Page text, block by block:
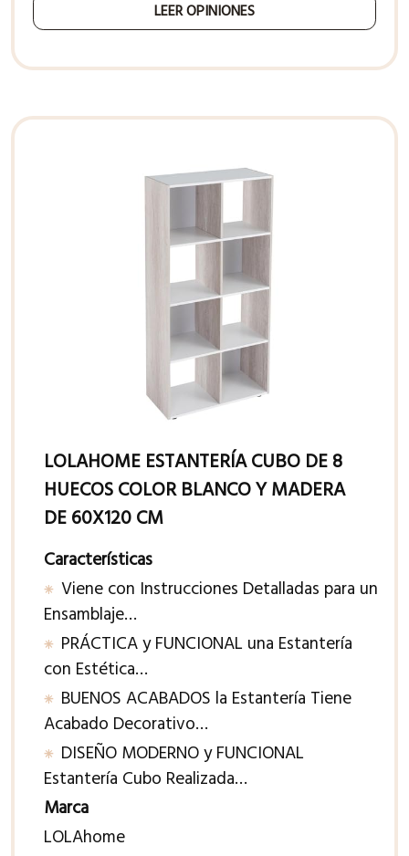
LEER OPINIONES
LOLAHOME ESTANTERÍA CUBO DE 8
HUECOS COLOR BLANCO Y MADERA
DE 60X120 CM
Características
Viene con Instrucciones Detalladas para un
Ensamblaje…
PRÁCTICA y FUNCIONAL una Estantería
con Estética…
BUENOS ACABADOS la Estantería Tiene
Acabado Decorativo…
DISEÑO MODERNO y FUNCIONAL
Estantería Cubo Realizada…
Marca
LOLAhome